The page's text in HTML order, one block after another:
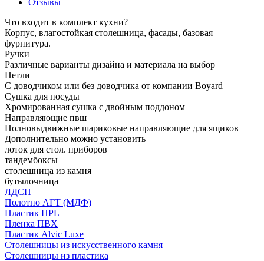
Что входит в комплект кухни?
Корпус, влагостойкая столешница, фасады, базовая
фурнитура.
Ручки
Различные варианты дизайна и материала на выбор
Петли
С доводчиком или без доводчика от компании Boyard
Сушка для посуды
Хромированная сушка с двойным поддоном
Направляющие пвш
Полновыдвижные шариковые направляющие для ящиков
Дополнительно можно установить
лоток для стол. приборов
тандембоксы
столешница из камня
бутылочница
ЛДСП
Полотно АГТ (МДФ)
Пластик HPL
Пленка ПВХ
Пластик Alvic Luxe
Столешницы из искусственного камня
Столешницы из пластика